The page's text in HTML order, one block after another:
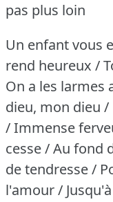
pas plus loin
Un enfant vous
rend heureux /
On a les larmes
dieu, mon dieu
/ Immense
cesse / Au fond
de tendresse /
l'amour /